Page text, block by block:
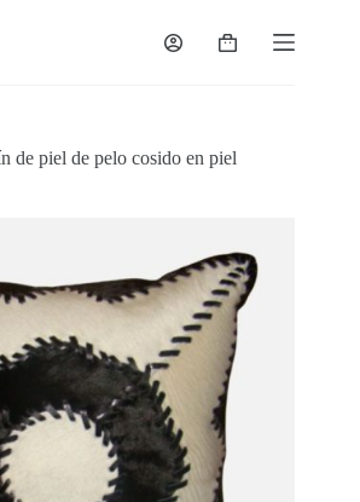
Carro
de piel de pelo cosido en piel